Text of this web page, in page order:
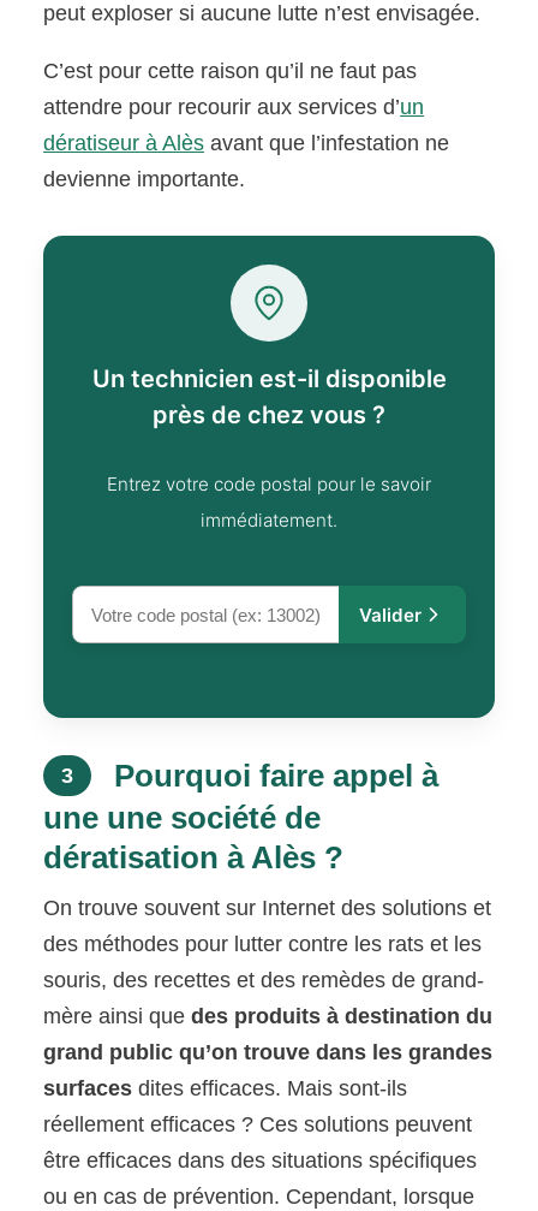
peut exploser si aucune lutte n’est envisagée.
C’est pour cette raison qu’il ne faut pas
attendre pour recourir aux services d’un
dératiseur à Alès avant que l’infestation ne
devienne importante.
Un technicien est-il disponible
près de chez vous ?
Entrez votre code postal pour le savoir
immédiatement.
Valider
3
Pourquoi faire appel à
une une société de
dératisation à Alès ?
On trouve souvent sur Internet des solutions et
des méthodes pour lutter contre les rats et les
souris, des recettes et des remèdes de grand-
mère ainsi quedes produits à destination du
grand public qu’on trouve dans les grandes
surfaces dites efficaces. Mais sont-ils
réellement efficaces ? Ces solutions peuvent
être efficaces dans des situations spécifiques
ou en cas de prévention. Cependant, lorsque